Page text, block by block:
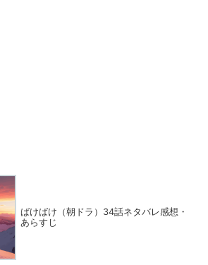
ばけばけ（朝ドラ）34話ネタバレ感想・
あらすじ